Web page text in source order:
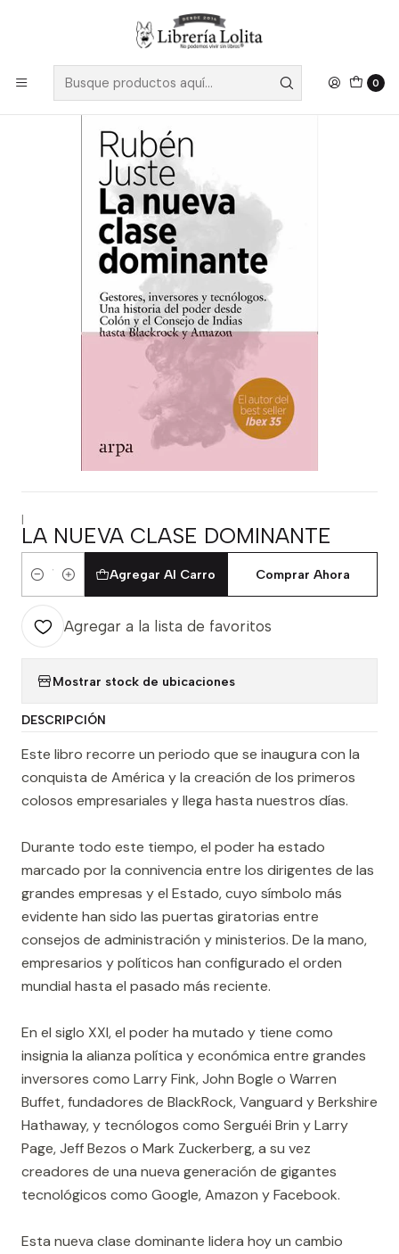
0
Despacho a todo Chile
|
LA NUEVA CLASE DOMINANTE
Cantidad
Agregar Al Carro Comprar Ahora
Agregar a la lista de favoritos
Mostrar stock de ubicaciones
DESCRIPCIÓN
Este libro recorre un periodo que se inaugura con la
conquista de América y la creación de los primeros
colosos empresariales y llega hasta nuestros días.
Durante todo este tiempo, el poder ha estado
marcado por la connivencia entre los dirigentes de las
grandes empresas y el Estado, cuyo símbolo más
evidente han sido las puertas giratorias entre
consejos de administración y ministerios. De la mano,
empresarios y políticos han configurado el orden
mundial hasta el pasado más reciente.
En el siglo XXI, el poder ha mutado y tiene como
insignia la alianza política y económica entre grandes
inversores como Larry Fink, John Bogle o Warren
Buffet, fundadores de BlackRock, Vanguard y Berkshire
Hathaway, y tecnólogos como Serguéi Brin y Larry
Page, Jeff Bezos o Mark Zuckerberg, a su vez
creadores de una nueva generación de gigantes
tecnológicos como Google, Amazon y Facebook.
Esta nueva clase dominante lidera hoy un cambio